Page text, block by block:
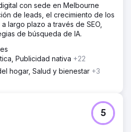
creativo, "Recupere su
una estrategia para dominar
buscaran o
la gripe y el resfriado. Esto
de video y programática
de búsqueda. La
basa en términos de búsqueda
Marketing en redes
minoristas clave.
con sede en Melbourne
de leads, el crecimiento de los
largo plazo a través de SEO,
de búsqueda de IA.
Publicidad nativa +22
hogar, Salud y bienestar +3
5